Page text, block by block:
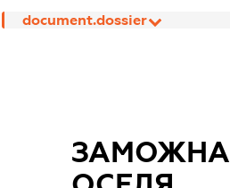
document.dossier
ЗАМОЖНА